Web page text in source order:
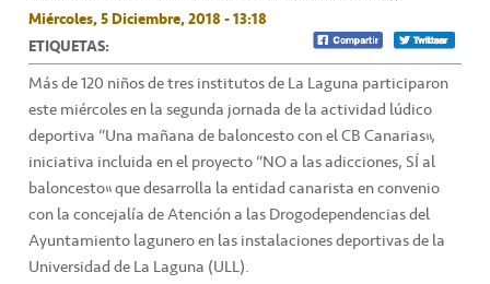
Miércoles, 5 Diciembre, 2018 - 13:18
ETIQUETAS:
Más de 120 niños de tres institutos de La Laguna participaron
este miércoles en la segunda jornada de la actividad lúdico
deportiva “Una mañana de baloncesto con el CB Canarias”,
iniciativa incluida en el proyecto “NO a las adicciones, SÍ al
baloncesto” que desarrolla la entidad canarista en convenio
con la concejalía de Atención a las Drogodependencias del
Ayuntamiento lagunero en las instalaciones deportivas de la
Universidad de La Laguna (ULL).